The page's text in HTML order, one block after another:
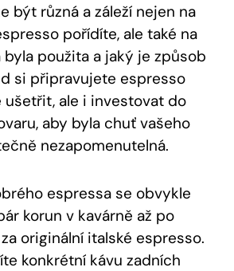
být různá a záleží nejen na
pořídíte, ale také na
byla použita a jaký je způsob
si připravujete espresso
ušetřit, ale i investovat do
aby byla chuť vašeho
nezapomenutelná.
espressa se obvykle
korun v kavárně až po
originální italské espresso.
konkrétní kávu zadních